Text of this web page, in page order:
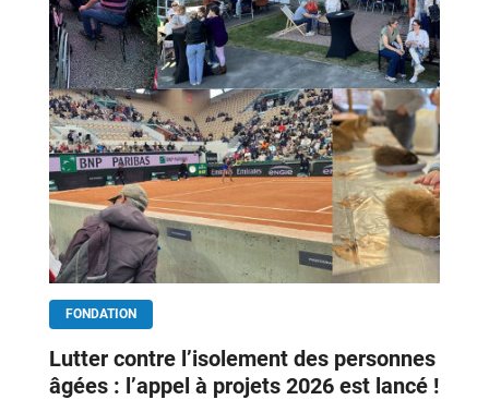
FONDATION
Lutter contre l’isolement des personnes
âgées : l’appel à projets 2026 est lancé !